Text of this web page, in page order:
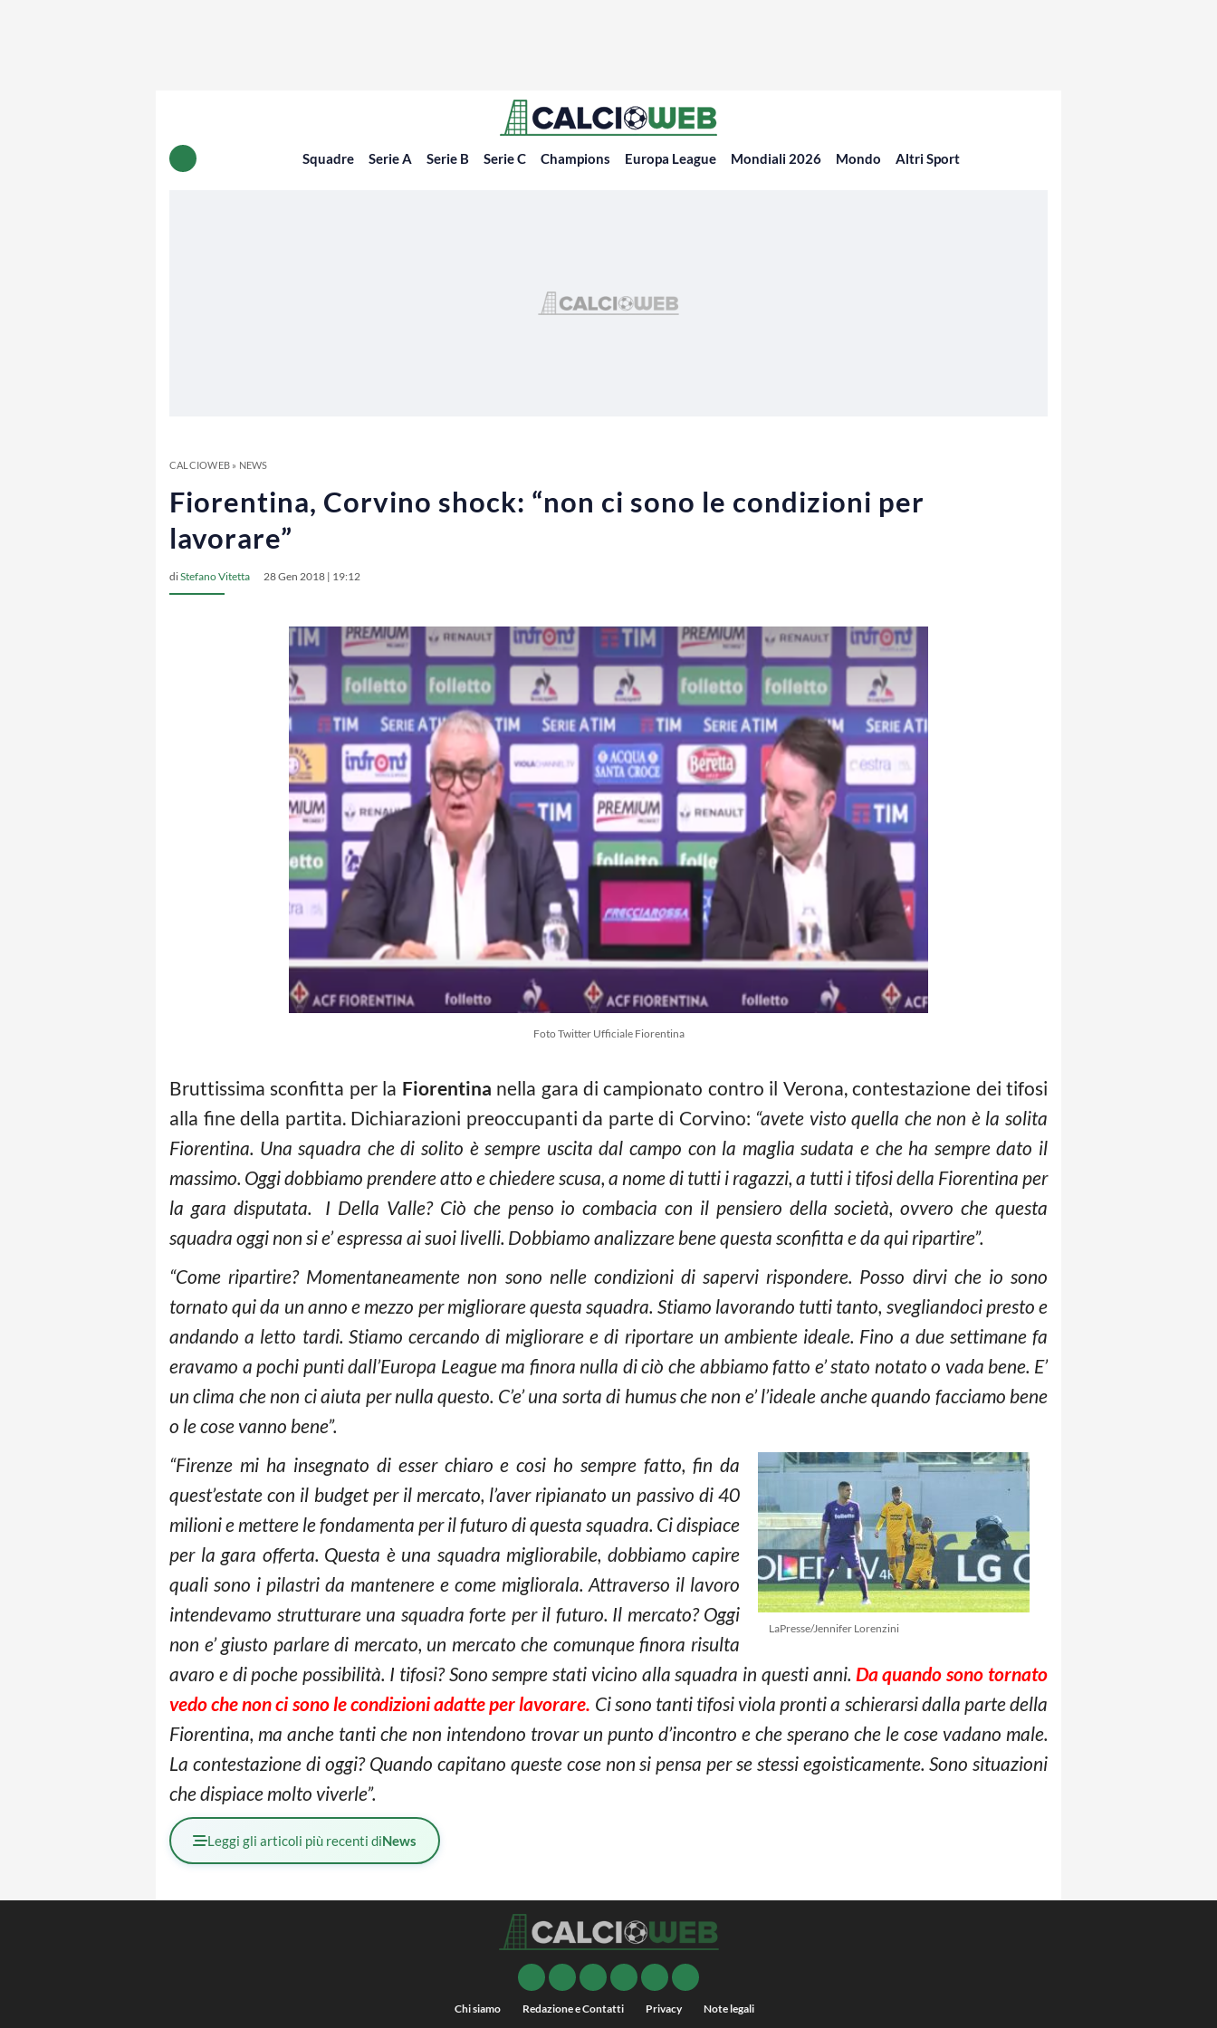
Squadre Serie A Serie B Serie C Champions Europa League Mondiali 2026 Mondo Altri Sport
CALCIOWEB» NEWS
Fiorentina, Corvino shock: “non ci sono le condizioni per
lavorare”
diStefano Vitetta 28 Gen 2018 | 19:12
Foto Twitter Ufficiale Fiorentina
Bruttissima sconfitta per la Fiorentina nella gara di campionato contro il Verona, contestazione dei tifosi
alla fine della partita. Dichiarazioni preoccupanti da parte di Corvino: “avete visto quella che non è la solita
Fiorentina. Una squadra che di solito è sempre uscita dal campo con la maglia sudata e che ha sempre dato il
massimo. Oggi dobbiamo prendere atto e chiedere scusa, a nome di tutti i ragazzi, a tutti i tifosi della Fiorentina per
la gara disputata. I Della Valle? Ciò che penso io combacia con il pensiero della società, ovvero che questa
squadra oggi non si e’ espressa ai suoi livelli. Dobbiamo analizzare bene questa sconfitta e da qui ripartire”.
“Come ripartire? Momentaneamente non sono nelle condizioni di sapervi rispondere. Posso dirvi che io sono
tornato qui da un anno e mezzo per migliorare questa squadra. Stiamo lavorando tutti tanto, svegliandoci presto e
andando a letto tardi. Stiamo cercando di migliorare e di riportare un ambiente ideale. Fino a due settimane fa
eravamo a pochi punti dall’Europa League ma finora nulla di ciò che abbiamo fatto e’ stato notato o vada bene. E’
un clima che non ci aiuta per nulla questo. C’e’ una sorta di humus che non e’ l’ideale anche quando facciamo bene
o le cose vanno bene”.
LaPresse/Jennifer Lorenzini
“Firenze mi ha insegnato di esser chiaro e cosi ho sempre fatto, fin da
quest’estate con il budget per il mercato, l’aver ripianato un passivo di 40
milioni e mettere le fondamenta per il futuro di questa squadra. Ci dispiace
per la gara offerta. Questa è una squadra migliorabile, dobbiamo capire
quali sono i pilastri da mantenere e come migliorala. Attraverso il lavoro
intendevamo strutturare una squadra forte per il futuro. Il mercato? Oggi
non e’ giusto parlare di mercato, un mercato che comunque finora risulta
avaro e di poche possibilità. I tifosi? Sono sempre stati vicino alla squadra in questi anni. Da quando sono tornato
vedo che non ci sono le condizioni adatte per lavorare. Ci sono tanti tifosi viola pronti a schierarsi dalla parte della
Fiorentina, ma anche tanti che non intendono trovar un punto d’incontro e che sperano che le cose vadano male.
La contestazione di oggi? Quando capitano queste cose non si pensa per se stessi egoisticamente. Sono situazioni
che dispiace molto viverle”.
Leggi gli articoli più recenti diNews
Chi siamo Redazione e Contatti Privacy Note legali